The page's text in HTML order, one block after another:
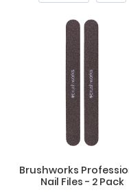
Brushworks
Nail Files - 2 Pack